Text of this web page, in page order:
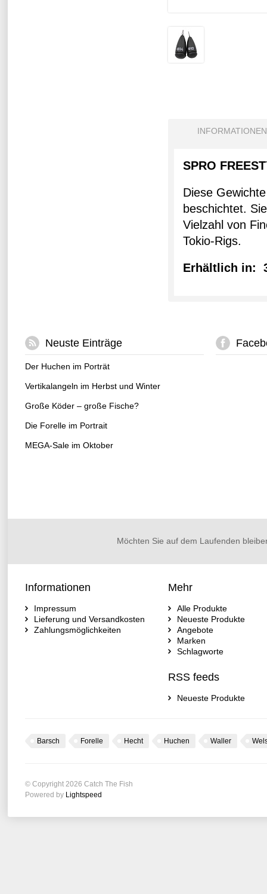
INFORMATIONEN
SPRO
Diese
beschichtet.
Vielzahl von
Tokio-Rigs.
Erhältlich in:
Neuste Einträge
Der Huchen im Porträt
Vertikalangeln im Herbst und Winter
Große Köder – große Fische?
Die Forelle im Portrait
MEGA-Sale im Oktober
Möchten Sie auf dem Laufenden
Informationen
Impressum
Lieferung und Versandkosten
Zahlungsmöglichkeiten
Mehr
Alle Produkte
Neueste Produkte
Angebote
Marken
Schlagworte
RSS feeds
Neueste Produkte
Barsch Forelle Hecht Huchen Waller
© Copyright 2026 Catch The Fish
Powered by Lightspeed